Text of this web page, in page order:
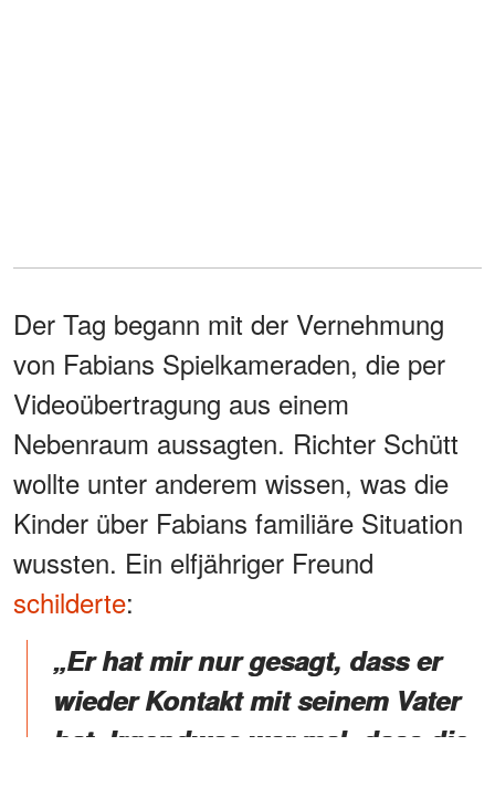
Der Tag begann mit der Vernehmung
von Fabians Spielkameraden, die per
Videoübertragung aus einem
Nebenraum aussagten. Richter Schütt
wollte unter anderem wissen, was die
Kinder über Fabians familiäre Situation
wussten. Ein elfjähriger Freund
schilderte:
„Er hat mir nur gesagt, dass er
wieder Kontakt mit seinem Vater
hat. Irgendwas war mal, dass die